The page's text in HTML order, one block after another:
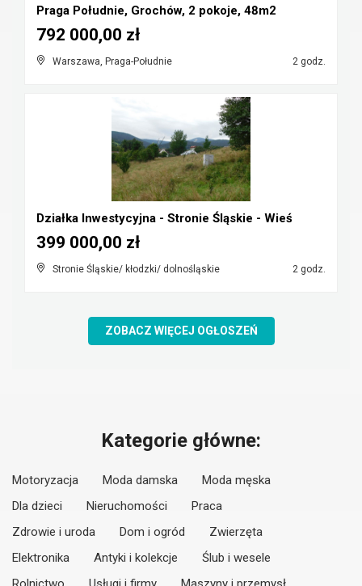
Praga Południe, Grochów, 2 pokoje, 48m2
Warszawa, Praga-Południe 2 godz.
792 000,00 zł
Działka Inwestycyjna - Stronie Śląskie - Wieś
Stronie Śląskie/ kłodzki/ dolnośląskie 2 godz.
399 000,00 zł
ZOBACZ WIĘCEJ OGŁOSZEŃ
Kategorie główne:
Motoryzacja Moda damska
Moda męska
Dla dzieci
Nieruchomości
Praca
Zdrowie i uroda
Dom i ogród
Zwierzęta
Elektronika
Antyki i kolekcje
Ślub i wesele